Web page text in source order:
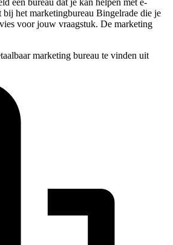
het marketingbureau Bingelrade die je
voor jouw vraagstuk. De marketing
marketing bureau te vinden uit